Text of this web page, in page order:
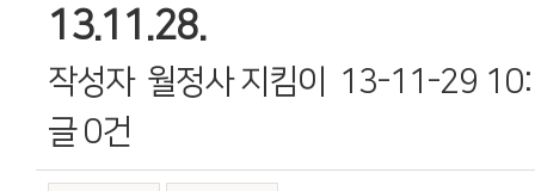
13.11.28.
작성자 월정사 지킴이
13-11-29
글 0건